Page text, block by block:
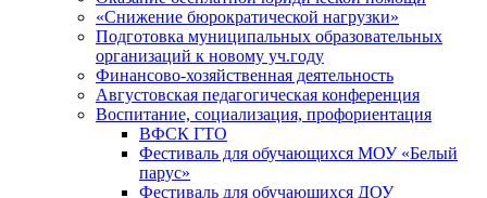
«Снижение бюрократической нагрузки»
Подготовка муниципальных образовательных
организаций к новому уч.году
Финансово-хозяйственная деятельность
Августовская педагогическая конференция
Воспитание, социализация, профориентация
ВФСК ГТО
Фестиваль для обучающихся МОУ «Белый
парус»
Фестиваль для обучающихся ДОУ